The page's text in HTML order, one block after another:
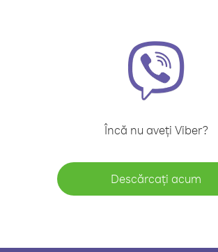
Încă nu aveți Viber?
Descărcați acum